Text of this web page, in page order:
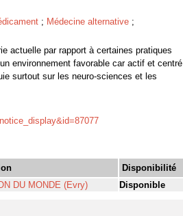
; Médecine alternative ;
actuelle par rapport à certaines pratiques
environnement favorable car actif et centré
surtout sur les neuro-sciences et les
Disponibilité
DU MONDE (Evry) Disponible